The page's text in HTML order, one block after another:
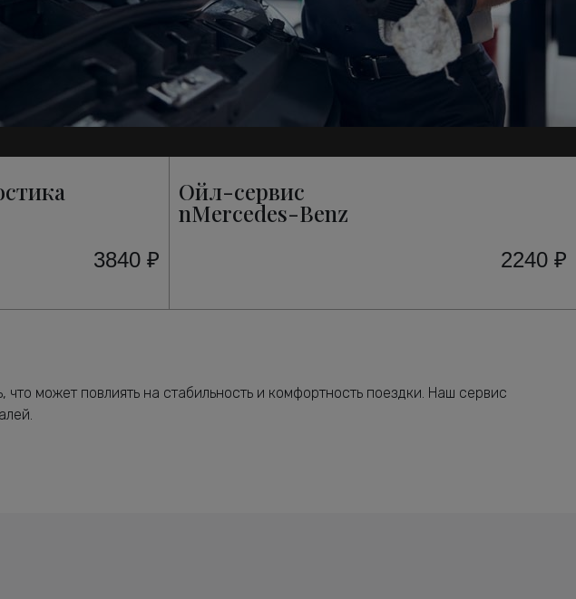
3840 ₽
Ойл-сервис
nMercedes-Benz
2240 ₽
может повлиять на стабильность и комфортность поездки. Наш сервис